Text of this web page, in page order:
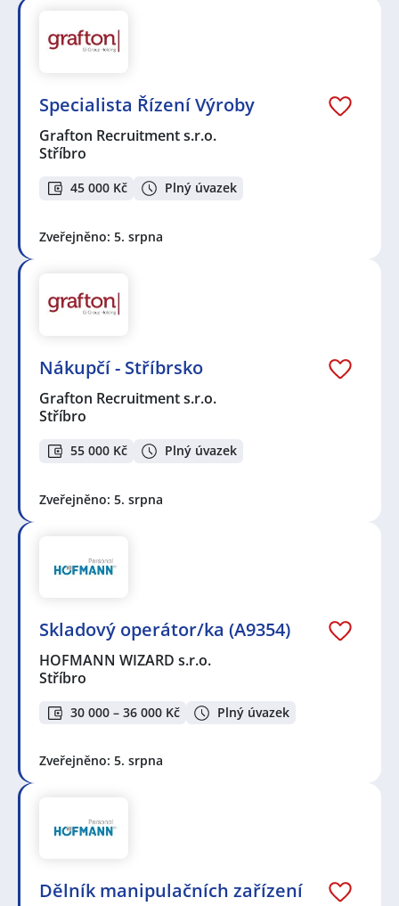
Specialista Řízení Výroby
Grafton Recruitment s.r.o.
Stříbro
45 000 Kč Plný úvazek
Zveřejněno: 5. srpna
Nákupčí - Stříbrsko
Grafton Recruitment s.r.o.
Stříbro
55 000 Kč Plný úvazek
Zveřejněno: 5. srpna
Skladový operátor/ka (A9354)
HOFMANN WIZARD s.r.o.
Stříbro
30 000 – 36 000 Kč Plný úvazek
Zveřejněno: 5. srpna
Dělník manipulačních zařízení